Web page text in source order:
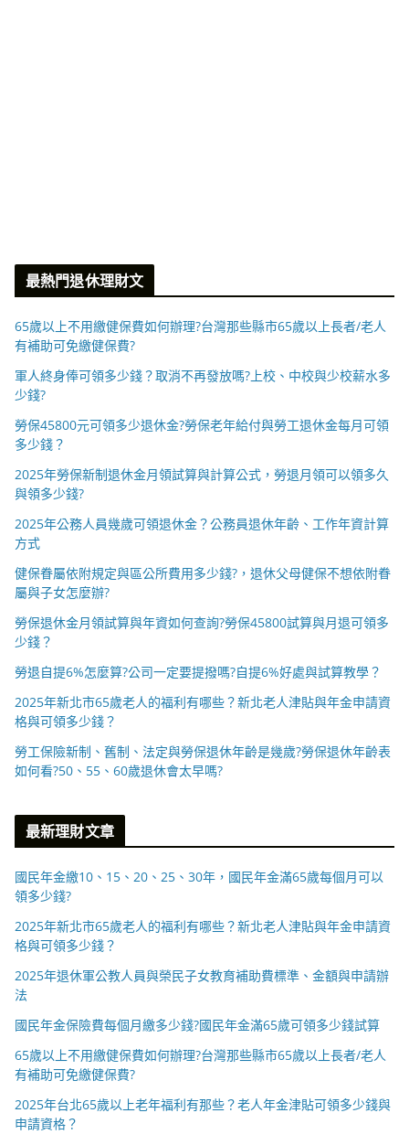
最熱門退休理財文
65歲以上不用繳健保費如何辦理?台灣那些縣市65歲以上長者/老人
有補助可免繳健保費?
軍人終身俸可領多少錢？取消不再發放嗎?上校、中校與少校薪水多
少錢?
勞保45800元可領多少退休金?勞保老年給付與勞工退休金每月可領
多少錢？
2025年勞保新制退休金月領試算與計算公式，勞退月領可以領多久
與領多少錢?
2025年公務人員幾歲可領退休金？公務員退休年齡、工作年資計算
方式
健保眷屬依附規定與區公所費用多少錢?，退休父母健保不想依附眷
屬與子女怎麼辦?
勞保退休金月領試算與年資如何查詢?勞保45800試算與月退可領多
少錢？
勞退自提6%怎麼算?公司一定要提撥嗎?自提6%好處與試算教學？
2025年新北市65歲老人的福利有哪些？新北老人津貼與年金申請資
格與可領多少錢？
勞工保險新制、舊制、法定與勞保退休年齡是幾歲?勞保退休年齡表
如何看?50、55、60歲退休會太早嗎?
最新理財文章
國民年金繳10、15、20、25、30年，國民年金滿65歲每個月可以
領多少錢?
2025年新北市65歲老人的福利有哪些？新北老人津貼與年金申請資
格與可領多少錢？
2025年退休軍公教人員與榮民子女教育補助費標準、金額與申請辦
法
國民年金保險費每個月繳多少錢?國民年金滿65歲可領多少錢試算
65歲以上不用繳健保費如何辦理?台灣那些縣市65歲以上長者/老人
有補助可免繳健保費?
2025年台北65歲以上老年福利有那些？老人年金津貼可領多少錢與
申請資格？